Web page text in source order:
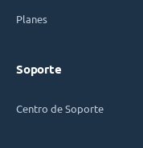
Planes
Soporte
Centro de Soporte